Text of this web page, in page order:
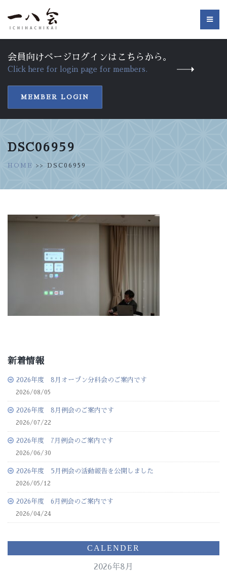
会員向けページログインはこちらから。
Click here for login page for members.
MEMBER LOGIN
DSC06959
HOME >> DSC06959
新着情報
2026年度 8月オープン分科会のご案内です
2026/08/05
2026年度 8月例会のご案内です
2026/07/22
2026年度 7月例会のご案内です
2026/06/30
2026年度 5月例会の活動報告を公開しました
2026/05/12
2026年度 6月例会のご案内です
2026/04/24
CALENDER
2026年8月